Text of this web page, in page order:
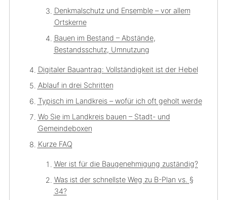
Denkmalschutz und Ensemble – vor allem
Ortskerne
Bauen im Bestand – Abstände,
Bestandsschutz, Umnutzung
Digitaler Bauantrag: Vollständigkeit ist der Hebel
Ablauf in drei Schritten
Typisch im Landkreis – wofür ich oft geholt werde
Wo Sie im Landkreis bauen – Stadt- und
Gemeindeboxen
Kurze FAQ
Wer ist für die Baugenehmigung zuständig?
Was ist der schnellste Weg zu B-Plan vs. §
34?